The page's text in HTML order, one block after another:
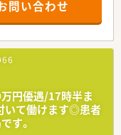
ームワーク良く業務に
者様の健康管理をトー
、効率的かつ正確に薬
連携して医薬品の在庫確
問い合わせ
円優遇/17時半ま
いて働けます◎患者
す。